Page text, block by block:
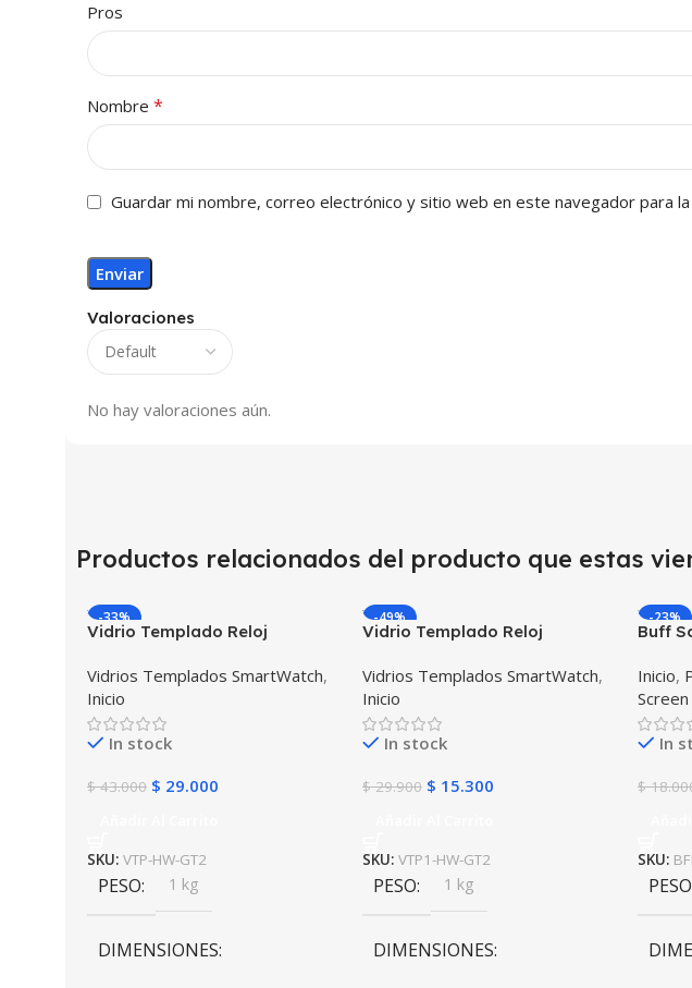
Valoraciones
No hay valoraciones aún.
Pros
Nombre *
Guardar mi nombre, correo electrónico y sitio web en este navegador para
Productos relacionados del producto que estas
-33%
Vidrio Templado Reloj
Huawei Gt2 46mm X2
Unidades
Vidrios Templados SmartWatch,
Inicio
In stock
$43.000 $ 29.000
SKU: VTP-HW-GT2
PESO 1 kg
DIMENSIONES
-49%
Vidrio Templado Reloj
Huawei Gt2 46mm
Vidrios Templados SmartWatch,
Inicio
In stock
$29.900 $ 15.300
SKU: VTP1-HW-GT2
PESO 1 kg
DIMENSIONES
-23%
Buff
Inicio,
In
$
SKU:
PESO